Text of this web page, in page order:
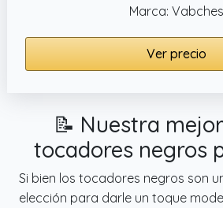
Marca: Vabches
Ver precio
📝 Nuestra
tocadores negros
Si bien los tocadores negros son
elección para darle un toque